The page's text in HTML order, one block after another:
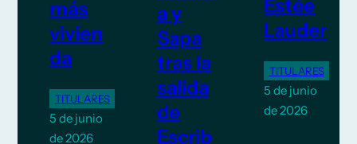
más
vivien
da
TITULARES
5 de junio
de 2026
a y
Sapa
tras la
salida
de
Escrib
Estée
Lauder
TITULARES
5 de junio
de 2026